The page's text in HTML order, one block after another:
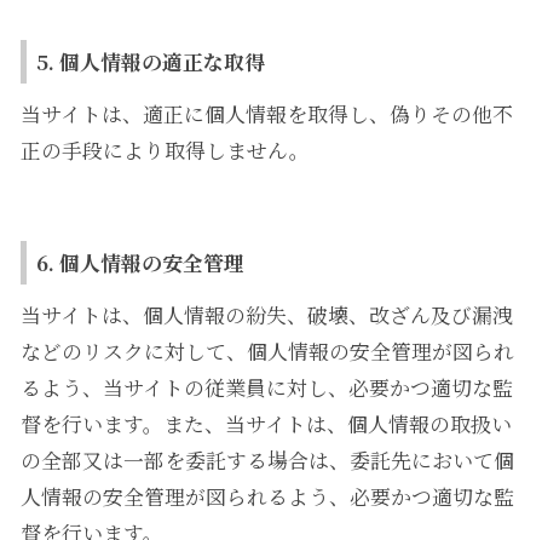
5. 個人情報の適正な取得
当サイトは、適正に個人情報を取得し、偽りその他不
正の手段により取得しません。
6. 個人情報の安全管理
当サイトは、個人情報の紛失、破壊、改ざん及び漏洩
などのリスクに対して、個人情報の安全管理が図られ
るよう、当サイトの従業員に対し、必要かつ適切な監
督を行います。また、当サイトは、個人情報の取扱い
の全部又は一部を委託する場合は、委託先において個
人情報の安全管理が図られるよう、必要かつ適切な監
督を行います。